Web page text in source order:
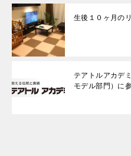
生後１０ヶ月の
テアトルアカデ
モデル部門）に